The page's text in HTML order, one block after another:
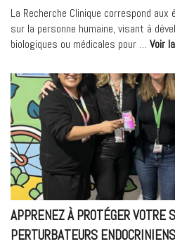
La Recherche Clinique correspond
sur la personne humaine, visant à
biologiques ou médicales pour … Voir
APPRENEZ À PROTÉGER VOTRE
PERTURBATEURS